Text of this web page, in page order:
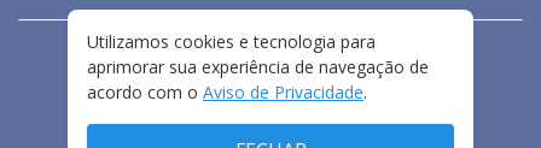
FALE CONOSCO
PRIVACIDADE
TERMOS E CONDIÇÕES DE USO
Utilizamos cookies e tecnologia para
aprimorar sua experiência de navegação de
acordo com o Aviso de Privacidade.